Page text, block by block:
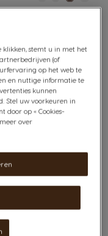
witte thee met
Licht, fruitig en
ijskoud worden
zijn
informatieklik hier.
klikken, stemt u in met het
(of
op het web te
en nuttige informatie te
kunnen
Stel uw voorkeuren in
door op « Cookies-
over